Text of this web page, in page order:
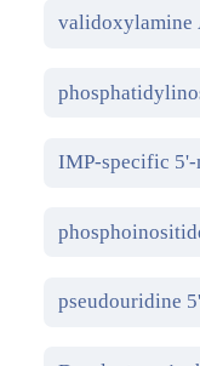
validoxylamine
IMP-specific 5'-
pseudouridine